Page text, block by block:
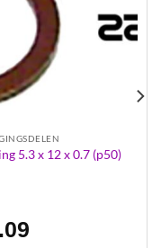
5.3 x 12 x 0.7 (p50)